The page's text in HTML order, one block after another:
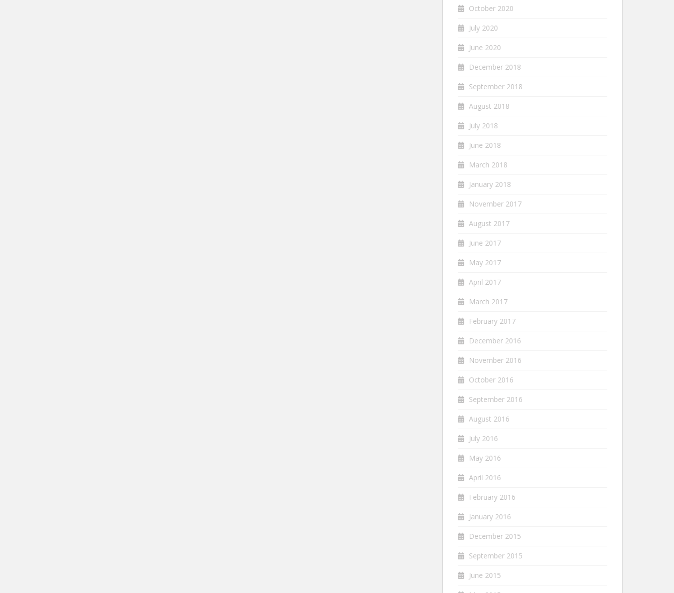
October 2020
July 2020
June 2020
December 2018
September 2018
August 2018
July 2018
June 2018
March 2018
January 2018
November 2017
August 2017
June 2017
May 2017
April 2017
March 2017
February 2017
December 2016
November 2016
October 2016
September 2016
August 2016
July 2016
May 2016
April 2016
February 2016
January 2016
December 2015
September 2015
June 2015